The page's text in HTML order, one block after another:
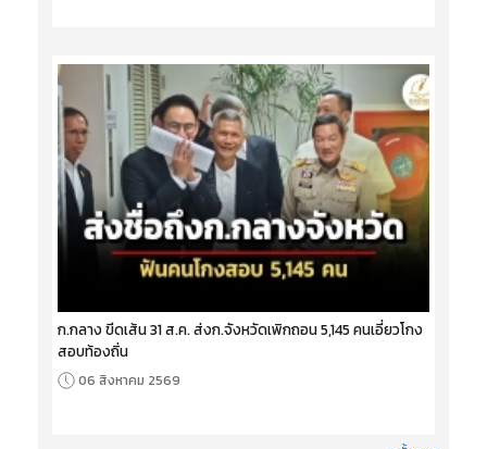
ก.กลาง ขีดเส้น 31 ส.ค. ส่งก.จังหวัดเพิกถอน 5,145 คนเอี่ยวโกง
สอบท้องถิ่น
06 สิงหาคม 2569